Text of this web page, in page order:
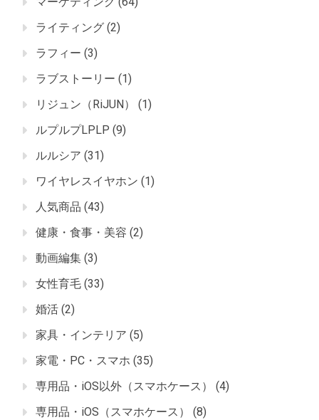
ライティング (2)
ラフィー (3)
ラブストーリー (1)
リジュン（RiJUN）
(1)
ルプルプLPLP (9)
ルルシア (31)
ワイヤレスイヤホン (1)
人気商品 (43)
健康・食事・美容 (2)
動画編集 (3)
女性育毛 (33)
婚活 (2)
家具・インテリア (5)
家電・PC・スマホ (35)
専用品・iOS以外（スマホケース）
(4)
専用品・iOS（スマホケース）
(8)